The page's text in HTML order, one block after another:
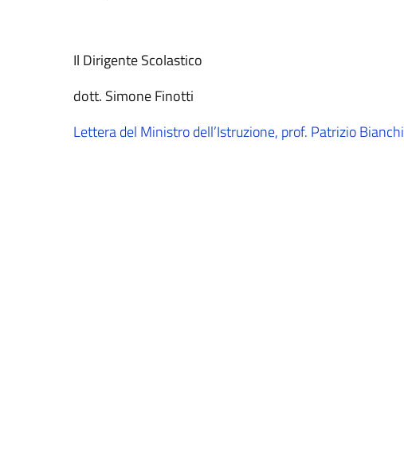
Il Dirigente Scolastico
dott. Simone Finotti
Lettera del Ministro dell’Istruzione, prof. Patrizio Bianchi